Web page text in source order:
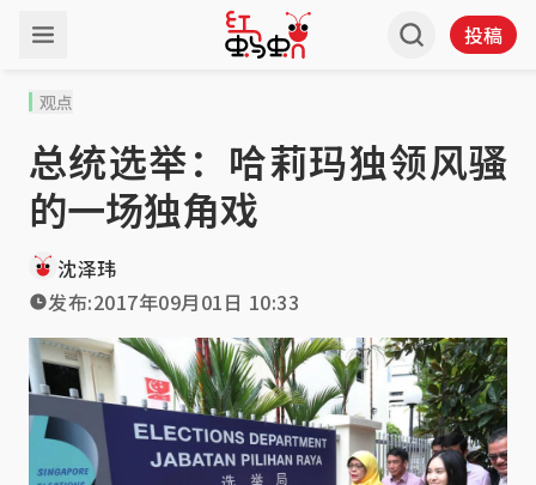
投稿
观点
总统选举：哈莉玛独领风骚
的一场独角戏
沈泽玮
发布:2017年09月01日 10:33